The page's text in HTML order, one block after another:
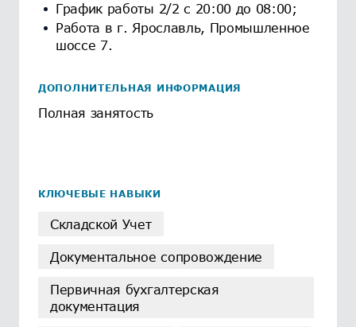
График работы 2/2 с 20:00 до 08:00;
Работа в г. Ярославль, Промышленное
шоссе 7.
ДОПОЛНИТЕЛЬНАЯ ИНФОРМАЦИЯ
Полная занятость
КЛЮЧЕВЫЕ НАВЫКИ
Складской Учет
Документальное сопровождение
Первичная бухгалтерская
документация